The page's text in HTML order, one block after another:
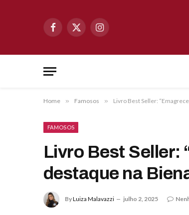
Facebook
X
Instagram
Home » Famosos » Livro Best Seller:
FAMOSOS
Livro Best Seller:
destaque na
ByLuiza Malavazzi julho 2, 2025